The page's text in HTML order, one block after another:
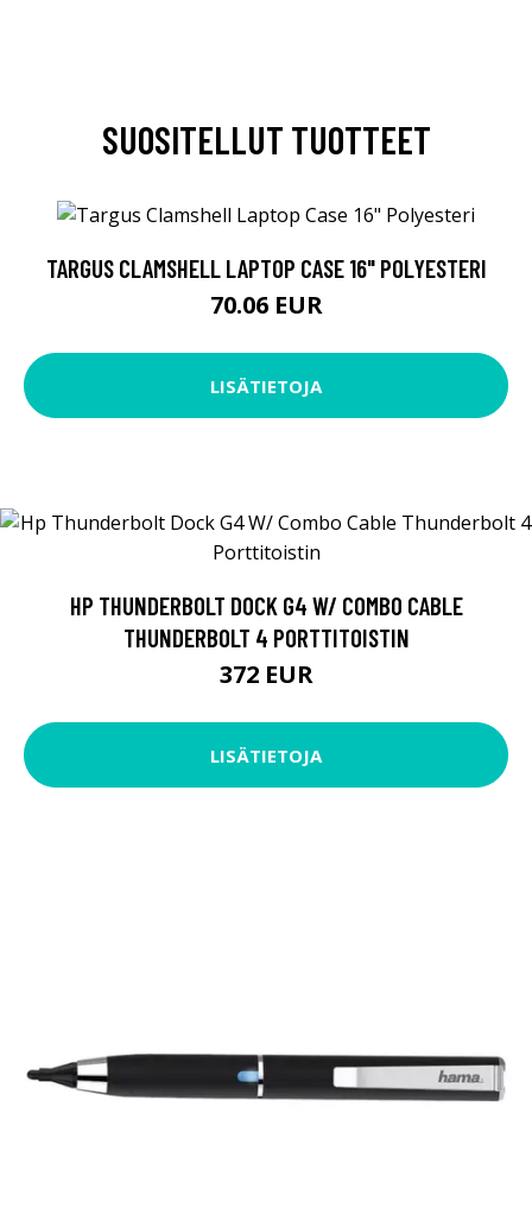
SUOSITELLUT TUOTTEET
TARGUS CLAMSHELL LAPTOP CASE 16" POLYESTERI
70.06 EUR
LISÄTIETOJA
HP THUNDERBOLT DOCK G4 W/ COMBO CABLE
THUNDERBOLT 4 PORTTITOISTIN
372 EUR
LISÄTIETOJA